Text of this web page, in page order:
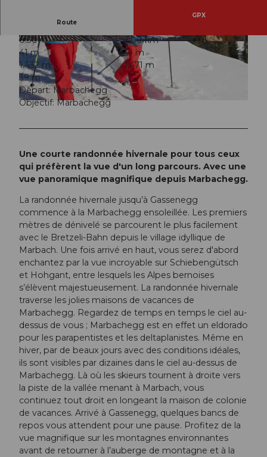
© Maurin Bisig, UNESCO Biosphäre Entlebuch
© Caspar Martig, UNESCO Biosphäre Entlebuc
h
© UNESCO Biosphäre Entlebuch
Route
GPX
0:36 h
2,00 km
41 m
41 m
1.432 m
1.471 m
39 m
Départ: Marbachegg
Objectif: Marbachegg
Une courte randonnée hivernale pour tous ceux
qui préfèrent la vue d'un long parcours. Avec une
vue panoramique magnifique depuis Marbachegg.
La randonnée hivernale jusqu’à Gassenegg
commence à la Marbachegg ensoleillée. Les premiers
mètres de dénivelé se parcourent le plus facilement
avec le Bretzeli-Bahn depuis le village idyllique de
Marbach. Une fois arrivé en haut, vous serez d'abord
enchantez par la vue incroyable sur Schiebengütsch
et Hohgant, entre lesquels les Alpes bernoises
s’élèvent majestueusement. La randonnée hivernale
traverse les jolies maisons de vacances de
Marbachegg. Regardez de temps en temps le ciel au-
dessus de vous ; Marbachegg est en effet un eldorado
pour les parapentistes et les deltaplanistes. Même en
hiver, par de beaux jours avec des conditions idéales,
ils sont visibles par dizaines dans le ciel au-dessus de
Marbachegg. Là où les skieurs tournent à droite vers
la piste de la vallée menant à Marbach, vous
continuez tout droit en longeant la maison de colonie
de vacances. Arrivé à Gassenegg, quelques bancs de
repos vous attendent pour une pause. Profitez de la
vue magnifique sur les montagnes environnantes
avant de retourner à l’auberge de montagne et à la